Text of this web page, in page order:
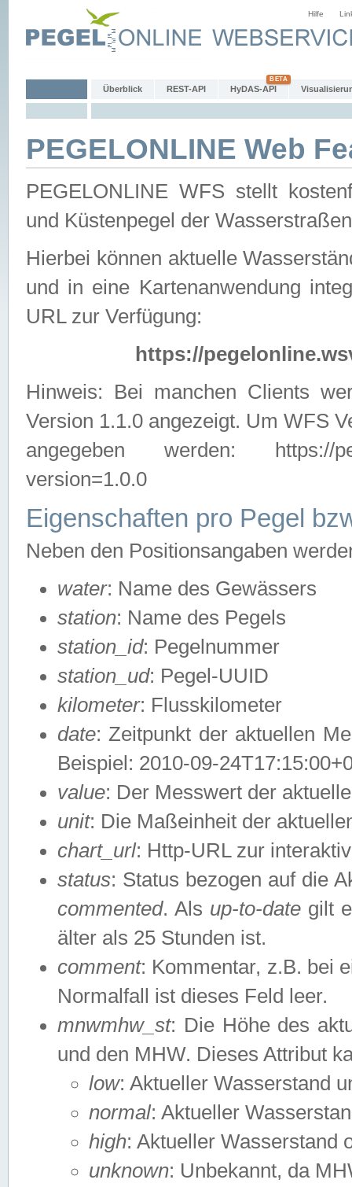
Hilfe
Überblick REST-API HyDAS-API
PEGELONLINE Web
PEGELONLINE WFS stellt
und Küstenpegel der
Hierbei können aktuelle
und in eine Kartenanwendung
URL zur Verfügung:
https://
Hinweis: Bei manchen Clients
Version 1.1.0 angezeigt. Um WFS
angegeben werden: https://
version=1.0.0
Eigenschaften pro Pegel
Neben den Positionsangaben
water: Name des Gewässers
station: Name des Pegels
station_id: Pegelnummer
station_ud: Pegel-UUID
kilometer: Flusskilometer
date: Zeitpunkt der aktuellen
Beispiel: 2010-09-
value: Der Messwert der
unit: Die Maßeinheit der
chart_url: Http-URL zur
status: Status bezogen auf die
commented. Als up-to-date gilt
älter als 25 Stunden ist.
comment: Kommentar, z.B. bei
Normalfall ist dieses Feld leer.
mnwmhw_st: Die Höhe des
und den MHW. Dieses Attribut
low: Aktueller Wasserstand
normal: Aktueller
high: Aktueller Wasserstand
unknown: Unbekannt, da